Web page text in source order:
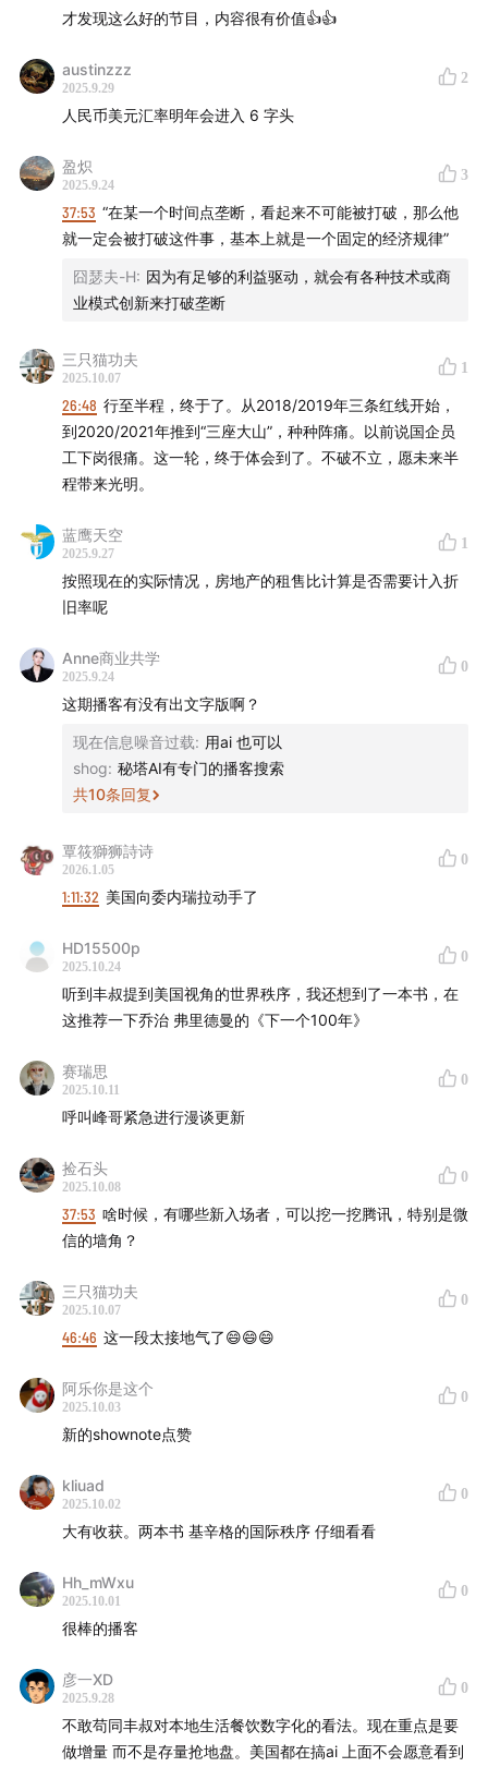
附加值产业在GDP中的占比持续提升；三，资本市场相对
稳定，并具备较强的吸引力。
假设目前中国高技术附加值的服务业和制造业在
这是否意味着中国已经完成了经济结构调整？
在推进经济结构向高附加值产业转型的过程中，中国
二是其他连带行业的协同发展。
等行业在吸纳就业方面发挥了重要作用。
在超大型或分散的行业中，单一环节的垄断容易抑
制上下游产业的发展。当某些头部企业占据市场份额超过
50%时，可能会出现一些因素来打破这种垄断格局。
36:36 随着中国数字化基础设施的完善以及企业运营者数
字化意识的提升，预计会有更多平台加入生活服务业务的
竞争。因为供需两端的数字化教育过程已经基本完成，对
对接即可。
央行发布的8月中国金融数据显示，住户存款同比少
增6000亿元，而非银金融机构存款同比多增5500亿元。
这两个数据或许能解释此前热议的“存款搬家”现象。
47:44 如何看待中国8月的PPI和CPI数据？
善，平均需要两个季度，而传导至社零的回暖，则需要两
到三个季度。这意味着资本市场的好转会更快地传导至制
造业中游企业，随后才影响到消费端。那么，如何确定这
这些变化吗？
历了大幅波动和上涨。下半年，资本市场的上涨是否会轮
动到其他板块？此外，寒武纪的高市值又会对市场产生什
么影响？
57:08
对一个国家来说，它会希望像寒武纪这样的企业单
家市值达到一万亿，还是更倾向能够涌现出十个类似寒武
纪的企业？
1:01:042025上半年，中国重点50城租售比上升至
2.08%，这一比例已高于10年期中国国债大约1.8%的收益
1:04:54过去两年半，房地产市场的需求受到了一定程度的
抑制。那么，这部分被抑制的需求大概在什么时候能够得
到释放？
1:05:34 哪些因素推动了近期黄金价格的上涨？
1:07:15根据我们的研究，在过往几次由资本市场上涨驱动
的社零增长案例中，金银珠宝类通常是率先上涨的品类。
1:09:37如何看待最近美国跟委内瑞拉的关系？
才发现这么好的节目，内容很有价值👍👍
austinzzz
2025.9.29
2
人民币美元汇率明年会进入 6 字头
盈炽
2025.9.24
3
37:53 “在某一个时间点垄断，看起来不可能被打破，那么他
就一定会被打破这件事，基本上就是一个固定的经济规律”
囧瑟夫-H: 因为有足够的利益驱动，就会有各种技术或商
业模式创新来打破垄断
三只猫功夫
2025.10.07
1
26:48 行至半程，终于了。从2018/2019年三条红线开始，
到2020/2021年推到“三座大山”，种种阵痛。以前说国企员
工下岗很痛。这一轮，终于体会到了。不破不立，愿未来半
程带来光明。
蓝鹰天空
2025.9.27
1
按照现在的实际情况，房地产的租售比计算是否需要计入折
旧率呢
Anne商业共学
2025.9.24
0
这期播客有没有出文字版啊？
现在信息噪音过载: 用ai 也可以
shog: 秘塔AI有专门的播客搜索
共10条回复
覃筱獅狮詩诗
2026.1.05
0
1:11:32 美国向委内瑞拉动手了
HD15500p
2025.10.24
0
听到丰叔提到美国视角的世界秩序，我还想到了一本书，在
这推荐一下乔治 弗里德曼的《下一个100年》
赛瑞思
2025.10.11
0
呼叫峰哥紧急进行漫谈更新
捡石头
2025.10.08
0
37:53 啥时候，有哪些新入场者，可以挖一挖腾讯，特别是微
信的墙角？
三只猫功夫
2025.10.07
0
46:46 这一段太接地气了😄😄😄
阿乐你是这个
2025.10.03
0
新的shownote点赞
kliuad
2025.10.02
0
大有收获。两本书 基辛格的国际秩序 仔细看看
Hh_mWxu
2025.10.01
0
很棒的播客
彦一XD
2025.9.28
0
不敢苟同丰叔对本地生活餐饮数字化的看法。现在重点是要
做增量 而不是存量抢地盘。美国都在搞ai 上面不会愿意看到